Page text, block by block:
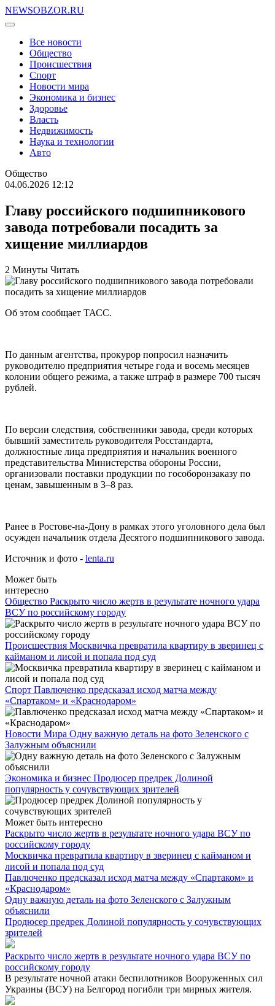
NEWSOBZOR.RU
Все новости
Общество
Происшествия
Спорт
Новости мира
Экономика и бизнес
Здоровье
Власть
Недвижимость
Наука и технологии
Авто
Общество
04.06.2026 12:12
Главу российского подшипникового
завода потребовали посадить за
хищение миллиардов
2 Минуты Читать
Об этом сообщает ТАСС.
По данным агентства, прокурор попросил назначить
руководителю предприятия четыре года и восемь месяцев
колонии общего режима, а также штраф в размере 700 тысяч
рублей.
По версии следствия, собственники завода, среди которых
бывший заместитель руководителя Росстандарта,
должностные лица предприятия и начальник военного
представительства Министерства обороны России,
организовали поставки продукции по гособоронзаказу по
ценам, завышенным в 3–8 раз.
Ранее в Ростове-на-Дону в рамках этого уголовного дела был
осужден начальник отдела Десятого подшипникового завода.
Источник и фото - lenta.ru
Может быть
интересно
Общество Раскрыто число жертв в результате ночного удара
ВСУ по российскому городу
Происшествия Москвичка превратила квартиру в зверинец с
кайманом и лисой и попала под суд
Спорт Павлюченко предсказал исход матча между
«Спартаком» и «Краснодаром»
Новости Мира Одну важную деталь на фото Зеленского с
Залужным объяснили
Экономика и бизнес Продюсер предрек Долиной
популярность у сочувствующих зрителей
Может быть интересно
Раскрыто число жертв в результате ночного удара ВСУ по
российскому городу
Москвичка превратила квартиру в зверинец с кайманом и
лисой и попала под суд
Павлюченко предсказал исход матча между «Спартаком» и
«Краснодаром»
Одну важную деталь на фото Зеленского с Залужным
объяснили
Продюсер предрек Долиной популярность у сочувствующих
зрителей
Раскрыто число жертв в результате ночного удара ВСУ по
российскому городу
В результате ночной атаки беспилотников Вооруженных сил
Украины (ВСУ) на Белгород погибли три мирных жителя.